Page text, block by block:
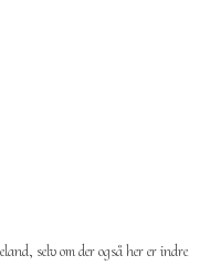
selv om der også her er indre